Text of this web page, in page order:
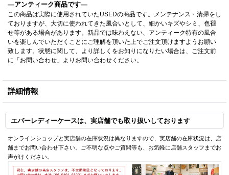
—アンティーク商品です—
この商品は実際に使用されていたUSEDの商品です。メンテナンス・清掃をし
ておりますが、大切に使われてきた風合いとして、細かいキズやシミ、色褪
せ等がある場合があります。新品では味わえない、アンティーク特有の風合
いを楽しんでいただくことにご理解を頂いた上でご注文頂けますようお願い
致します。状態に関して、より詳しくをお知りになりたい場合は、ご注文前
に「お問い合わせ」よりお問い合わせください。
詳細情報
エバーレディーケースは、実店舗でも取り扱いしております
オンラインショップと実店舗の在庫状況は異なりますので、実店舗の在庫状況は、店
舗までお問い合わせ下さい。ご不明な点やご質問等も、お気軽に店舗スタッフまでお
声がけください。